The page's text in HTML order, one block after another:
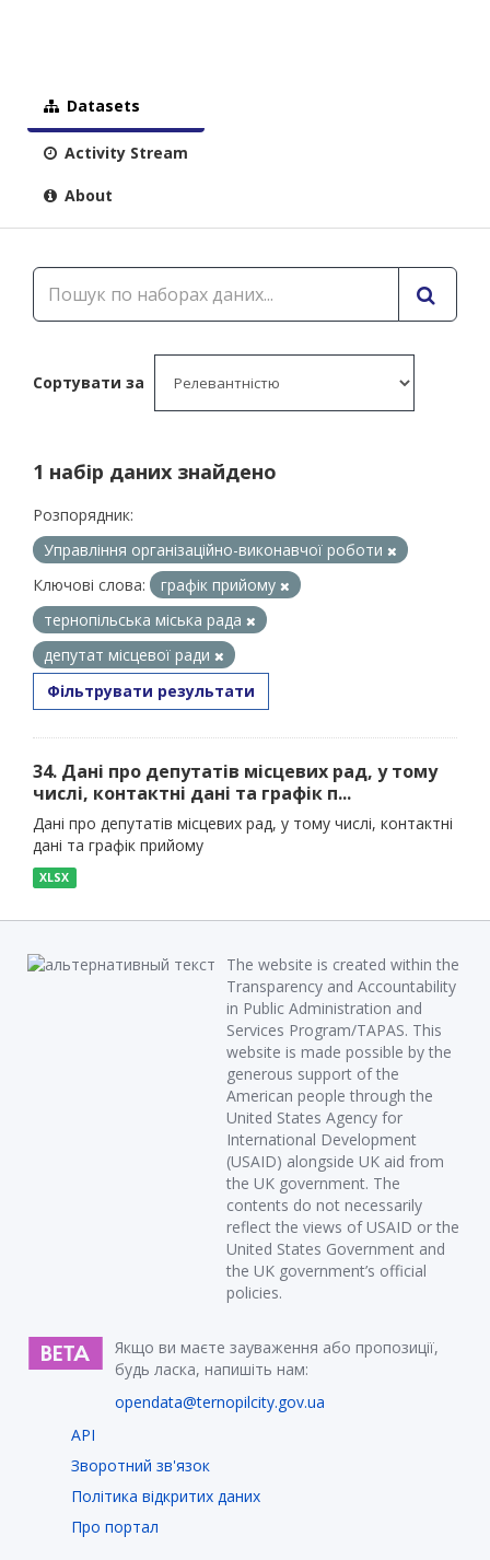
Datasets
Activity Stream
About
Сортувати за
1 набір даних знайдено
Розпорядник:
Управління організаційно-виконавчої роботи
Ключові слова:
графік прийому
тернопільська міська рада
депутат місцевої ради
Фільтрувати результати
34. Дані про депутатів місцевих рад, у тому
числі, контактні дані та графік п...
Дані про депутатів місцевих рад, у тому числі, контактні
дані та графік прийому
XLSX
The website is created within the
Transparency and Accountability
in Public Administration and
Services Program/TAPAS. This
website is made possible by the
generous support of the
American people through the
United States Agency for
International Development
(USAID) alongside UK aid from
the UK government. The
contents do not necessarily
reflect the views of USAID or the
United States Government and
the UK government’s official
policies.
Якщо ви маєте зауваження або пропозиції,
будь ласка, напишіть нам:
opendata@ternopilcity.gov.ua
API
Зворотний зв'язок
Політика відкритих даних
Про портал